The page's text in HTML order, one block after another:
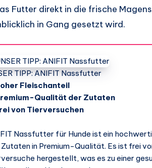
Futter direkt in die frische
in Gang gesetzt wird.
TIPP: ANIFIT Nassfutter
Fleischanteil
Qualität der Zutaten
von Tierversuchen
Nassfutter für Hunde ist ein
Zutaten in Premium-Qualität. Es ist frei
hergestellt, was es zu einer